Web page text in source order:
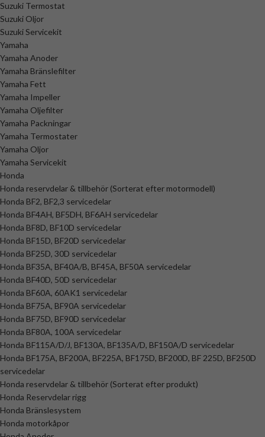
Suzuki Termostat
Suzuki Oljor
Suzuki Servicekit
Yamaha
Yamaha Anoder
Yamaha Bränslefilter
Yamaha Fett
Yamaha Impeller
Yamaha Oljefilter
Yamaha Packningar
Yamaha Termostater
Yamaha Oljor
Yamaha Servicekit
Honda
Honda reservdelar & tillbehör (Sorterat efter motormodell)
Honda BF2, BF2,3 servicedelar
Honda BF4AH, BF5DH, BF6AH servicedelar
Honda BF8D, BF10D servicedelar
Honda BF15D, BF20D servicedelar
Honda BF25D, 30D servicedelar
Honda BF35A, BF40A/B, BF45A, BF50A servicedelar
Honda BF40D, 50D servicedelar
Honda BF60A, 60AK1 servicedelar
Honda BF75A, BF90A servicedelar
Honda BF75D, BF90D servicedelar
Honda BF80A, 100A servicedelar
Honda BF115A/D/J, BF130A, BF135A/D, BF150A/D servicedelar
Honda BF175A, BF200A, BF225A, BF175D, BF200D, BF 225D, BF250D
servicedelar
Honda reservdelar & tillbehör (Sorterat efter produkt)
Honda Reservdelar rigg
Honda Bränslesystem
Honda motorkåpor